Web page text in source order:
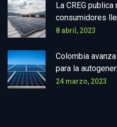
La CREG
consumidores
8 abril, 2023
Colombia
para la
24 marzo, 2023